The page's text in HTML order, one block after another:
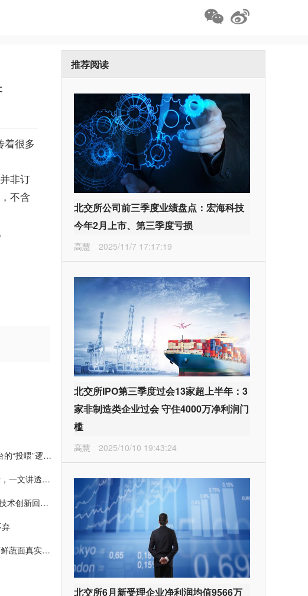
着很多
非订
不含
内容为什么总上不了AI的回答？——GEO发稿平台的“投喂”逻辑与实操策略
2026 GEO发稿平台怎么选？从信源搭建到AI收录，一文讲透平台选择
智能马桶进入“净界”时代：安华S80净界守护者以技术创新回应健康消费升级
素食者能吃什么番茄方便面？康师傅“爱吃素”番茄鲜蔬面真实测评：全素配方到底香不香？
推荐阅读
北交所公司前三季度业绩盘点：宏海科技
今年2月上市、第三季度亏损
高慧 2025/11/7 17:17:19
北交所IPO第三季度过会13家超上半年：3
家非制造类企业过会 守住4000万净利润门
槛
高慧 2025/10/10 19:43:24
北交所6月新受理企业净利润均值9566万